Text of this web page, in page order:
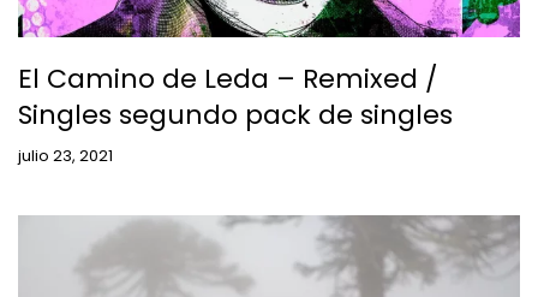
El Camino de Leda – Remixed /
Singles segundo pack de singles
julio 23, 2021